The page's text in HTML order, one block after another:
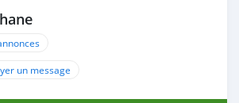
un message